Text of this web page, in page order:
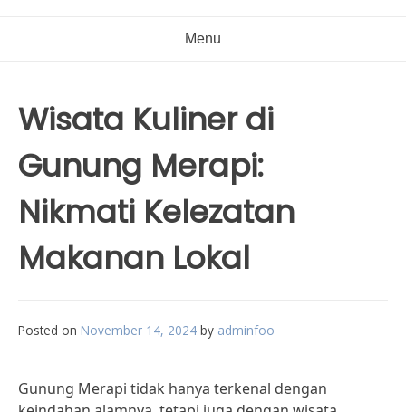
Menu
Wisata Kuliner di
Gunung Merapi:
Nikmati Kelezatan
Makanan Lokal
Posted on November 14, 2024 by adminfoo
Gunung Merapi tidak hanya terkenal dengan